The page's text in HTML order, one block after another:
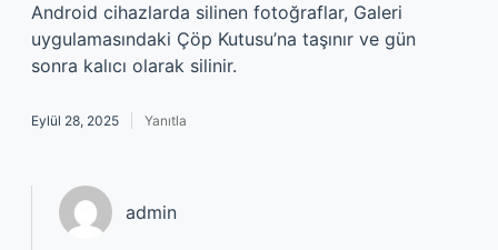
Android cihazlarda silinen fotoğraflar, Galeri
uygulamasındaki Çöp Kutusu’na taşınır ve gün
sonra kalıcı olarak silinir.
Eylül 28, 2025 Yanıtla
admin